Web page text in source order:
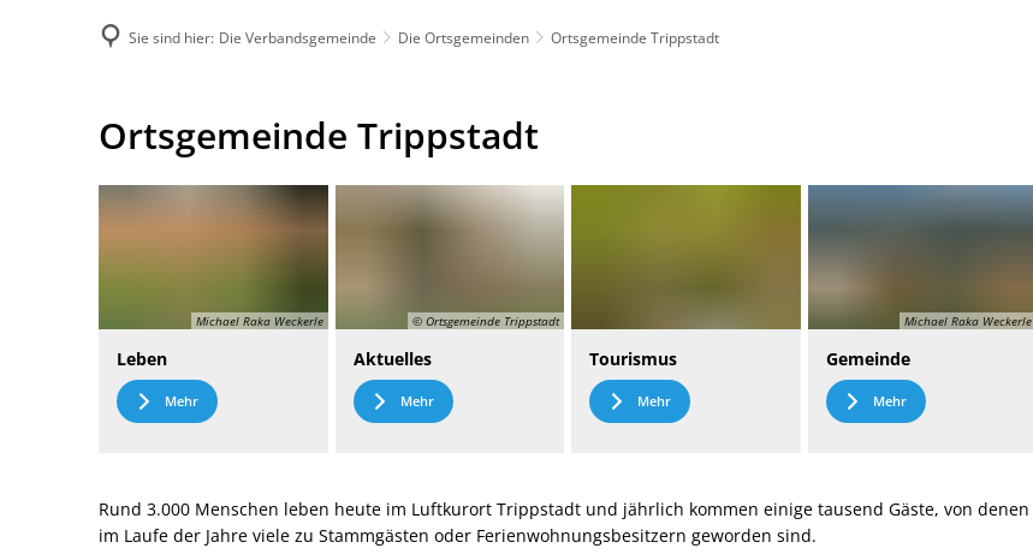
Sie sind hier: Die Verbandsgemeinde Die Ortsgemeinden Ortsgemeinde Trippstadt
Ortsgemeinde
Trippstadt
Ortsgemeinde Trippstadt
Michael Raka Weckerle
Leben
Mehr
© Ortsgemeinde Trippstadt
Aktuelles
Mehr
Tourismus
Mehr
Michael Raka Weckerle
Gemeinde
Mehr
Rund 3.000 Menschen leben heute im Luftkurort Trippstadt und jährlich kommen einige tausend Gäste, von denen
im Laufe der Jahre viele zu Stammgästen oder Ferienwohnungsbesitzern geworden sind.